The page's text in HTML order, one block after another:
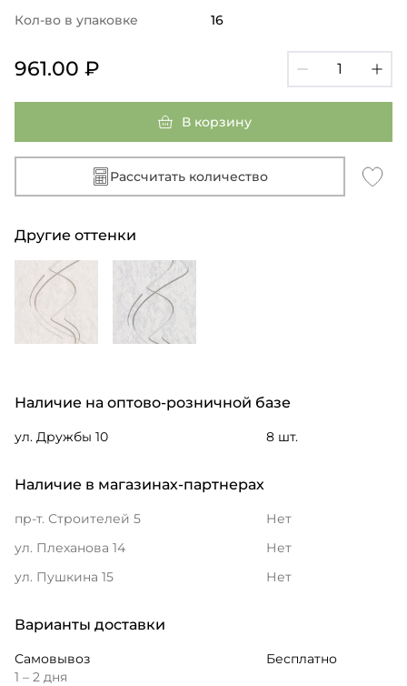
Кол-во в упаковке
16
961.00 ₽
В корзину
Рассчитать количество
Другие оттенки
Наличие на оптово-розничной базе
ул. Дружбы 10 8 шт.
Наличие в магазинах-партнерах
пр-т. Строителей 5
Нет
ул. Плеханова 14
Нет
ул. Пушкина 15
Нет
Варианты доставки
Самовывоз
1 – 2 дня
Бесплатно